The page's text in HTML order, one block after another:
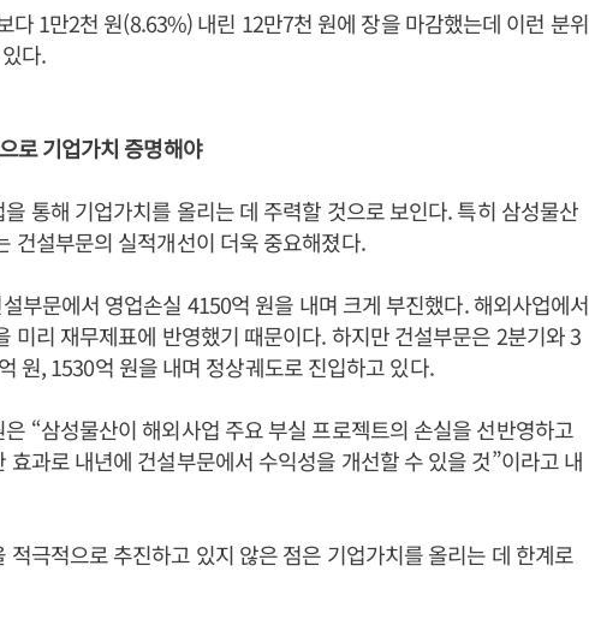
다 1만2천 원(8.63%) 내린 12만7천 원에 장을 마감했는데 이런 분위
다.
로 기업가치 증명해야
통해 기업가치를 올리는 데 주력할 것으로 보인다. 특히 삼성물산
건설부문의 실적개선이 더욱 중요해졌다.
부문에서 영업손실 4150억 원을 내며 크게 부진했다. 해외사업에서
미리 재무제표에 반영했기 때문이다. 하지만 건설부문은 2분기와 3
원, 1530억 원을 내며 정상궤도로 진입하고 있다.
“삼성물산이 해외사업 주요 부실 프로젝트의 손실을 선반영하고
효과로 내년에 건설부문에서 수익성을 개선할 수 있을 것”이라고 내
적극적으로 추진하고 있지 않은 점은 기업가치를 올리는 데 한계로